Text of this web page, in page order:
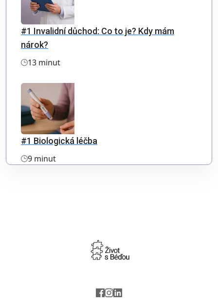
#1 Invalidní důchod: Co to je? Kdy mám
nárok?
13 minut
#1 Biologická léčba
9 minut